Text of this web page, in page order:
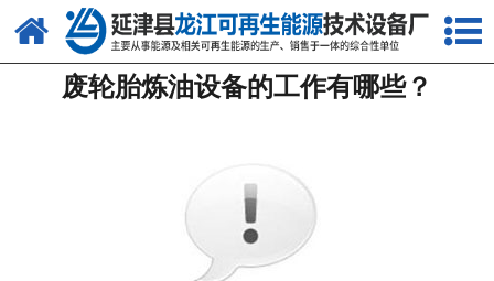
网站首页
关于我们
废轮胎炼油设备的工作有哪些？